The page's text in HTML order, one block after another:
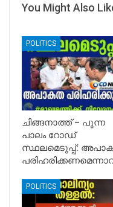
You Might Also
POLITICS
ചിങ്ങനാത്ത് – പുന്ന
പാലം റോഡ്
സ്ഥലമെടുപ്പ്:
POLITICS